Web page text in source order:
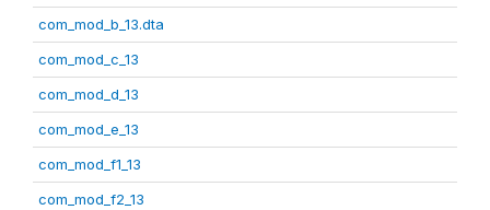
com_mod_b_13.dta
com_mod_c_13
com_mod_d_13
com_mod_e_13
com_mod_f1_13
com_mod_f2_13